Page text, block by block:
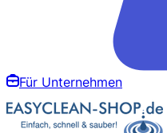
Für Unternehmen